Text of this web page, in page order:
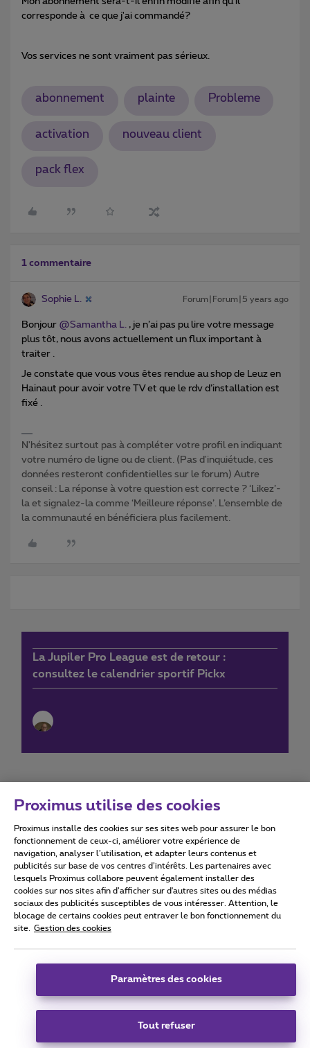
corresponde à ce que j'ai commandé?
Vos services ne sont vraiment pas sérieux.
abonnement plainte Probleme
activation nouveau client
pack flex
1 commentaire
Sophie L. Forum|Forum|5 years ago
Bonjour @Samantha L.
, je n’ai pas pu lire votre message
plus tôt, nous avons actuellement un flux important à
traiter .
Je constate que vous vous êtes rendue au shop de Leuz en
Hainaut pour avoir votre TV et que le rdv d’installation est
fixé .
N'hésitez surtout pas à compléter votre profil en indiquant
votre numéro de ligne ou de client. (Pas d'inquiétude, ces
données resteront confidentielles sur le forum) Autre
conseil : La réponse à votre question est correcte ? ‘Likez’-
la et signalez-la comme ‘Meilleure réponse’. L’ensemble de
la communauté en bénéficiera plus facilement.
La Jupiler Pro League est de retour :
consultez le calendrier sportif Pickx
Conditions d'utilisation Accessibility statement
Tous droits réservés. © 2026
Conditions générales, info consommateur
Coordonnées de l’entreprise
Boulevard du Roi Albert II 27 - B-1030 Bruxelles.
Proximus utilise des cookies
Proximus installe des cookies sur ses sites web pour assurer le bon
fonctionnement de ceux-ci, améliorer votre expérience de
navigation, analyser l’utilisation, et adapter leurs contenus et
publicités sur base de vos centres d’intérêts. Les partenaires avec
lesquels Proximus collabore peuvent également installer des
cookies sur nos sites afin d’afficher sur d'autres sites ou des médias
sociaux des publicités susceptibles de vous intéresser. Attention, le
blocage de certains cookies peut entraver le bon fonctionnement du
site.
Gestion des cookies
Paramètres des cookies
Tout refuser